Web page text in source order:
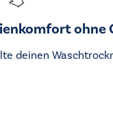
ohne
deinen